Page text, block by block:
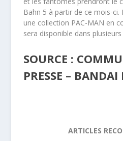
Bahn 5 à partir de ce mois-
une collection PAC-MAN en
sera disponible dans plusieurs
SOURCE :
PRESSE –
ARTICLES